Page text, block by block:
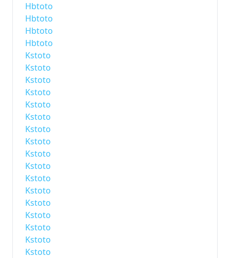
Hbtoto
Hbtoto
Hbtoto
Hbtoto
Kstoto
Kstoto
Kstoto
Kstoto
Kstoto
Kstoto
Kstoto
Kstoto
Kstoto
Kstoto
Kstoto
Kstoto
Kstoto
Kstoto
Kstoto
Kstoto
Kstoto